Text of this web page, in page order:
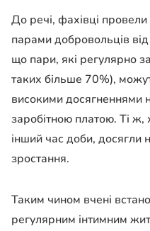
До речі, фахівці
парами добровольців
що пари, які регулярно
таких більше 70%),
високими досягненнями
заробітною платою. Ті ж,
інший час доби, досягли
зростання.
Таким чином вчені
регулярним інтимним